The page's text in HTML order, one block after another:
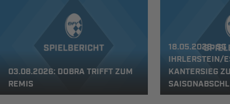
03.08.2026: DOBRA TRIFFT ZUM
REMIS
18.05.2026: SG
IHRLERSTEIN/
KANTERSIEG